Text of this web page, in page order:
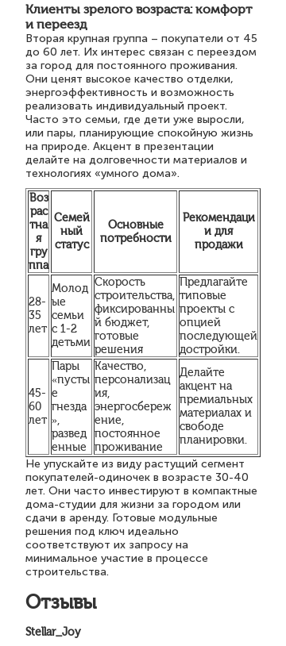
Клиенты зрелого возраста: комфорт
и переезд
Вторая крупная группа – покупатели от 45
до 60 лет. Их интерес связан с переездом
за город для постоянного проживания.
Они ценят высокое качество отделки,
энергоэффективность и возможность
реализовать индивидуальный проект.
Часто это семьи, где дети уже выросли,
или пары, планирующие спокойную жизнь
на природе. Акцент в презентации
делайте на долговечности материалов и
технологиях «умного дома».
Воз
рас
тна
я
гру
ппа
Семей
ный
статус
Основные
потребности
Рекомендаци
и для
продажи
28-
35
лет
Молод
ые
семьи
с 1-2
детьми
Скорость
строительства,
фиксированны
й бюджет,
готовые
решения
Предлагайте
типовые
проекты с
опцией
последующей
достройки.
45-
60
лет
Пары
«пусты
е
гнезда
»,
развед
енные
Качество,
персонализац
ия,
энергосбереж
ение,
постоянное
проживание
Делайте
акцент на
премиальных
материалах и
свободе
планировки.
Не упускайте из виду растущий сегмент
покупателей-одиночек в возрасте 30-40
лет. Они часто инвестируют в компактные
дома-студии для жизни за городом или
сдачи в аренду. Готовые модульные
решения под ключ идеально
соответствуют их запросу на
минимальное участие в процессе
строительства.
Отзывы
Stellar_Joy